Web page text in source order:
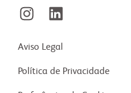
Aviso Legal
Política de Privacidade